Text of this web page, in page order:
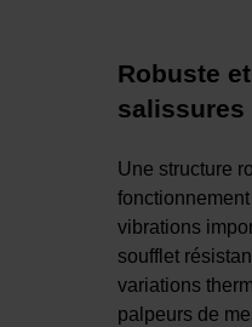
Robuste
salissures
Une structure
vibrations
soufflet
variations
palpeurs de